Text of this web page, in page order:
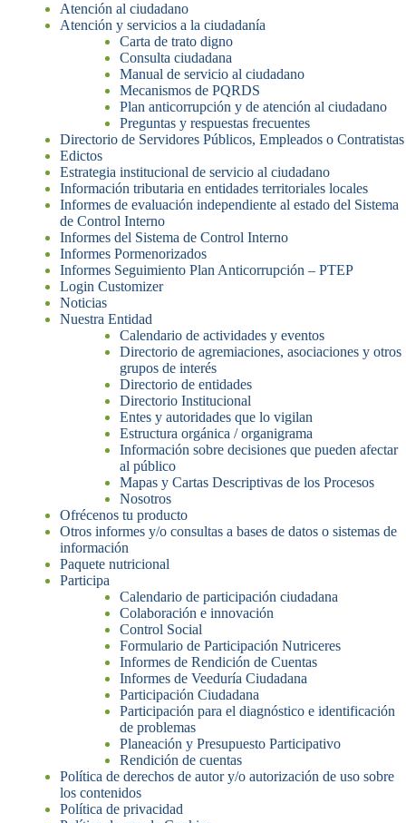
Atención al ciudadano
Atención y servicios a la ciudadanía
Carta de trato digno
Consulta ciudadana
Manual de servicio al ciudadano
Mecanismos de PQRDS
Plan anticorrupción y de atención al ciudadano
Preguntas y respuestas frecuentes
Directorio de Servidores Públicos, Empleados o Contratistas
Edictos
Estrategia institucional de servicio al ciudadano
Información tributaria en entidades territoriales locales
Informes de evaluación independiente al estado del Sistema
de Control Interno​
Informes del Sistema de Control Interno
Informes Pormenorizados
Informes Seguimiento Plan Anticorrupción – PTEP​
Login Customizer
Noticias
Nuestra Entidad
Calendario de actividades y eventos
Directorio de agremiaciones, asociaciones y otros
grupos de interés
Directorio de entidades
Directorio Institucional
Entes y autoridades que lo vigilan
Estructura orgánica / organigrama
Información sobre decisiones que pueden afectar
al público
Mapas y Cartas Descriptivas de los Procesos
Nosotros
Ofrécenos tu producto
Otros informes y/o consultas a bases de datos o sistemas de
información
Paquete nutricional
Participa
Calendario de participación ciudadana
Colaboración e innovación
Control Social
Formulario de Participación Nutriceres
Informes de Rendición de Cuentas
Informes de Veeduría Ciudadana
Participación Ciudadana
Participación para el diagnóstico e identificación
de problemas
Planeación y Presupuesto Participativo
Rendición de cuentas
Política de derechos de autor y/o autorización de uso sobre
los contenidos
Política de privacidad